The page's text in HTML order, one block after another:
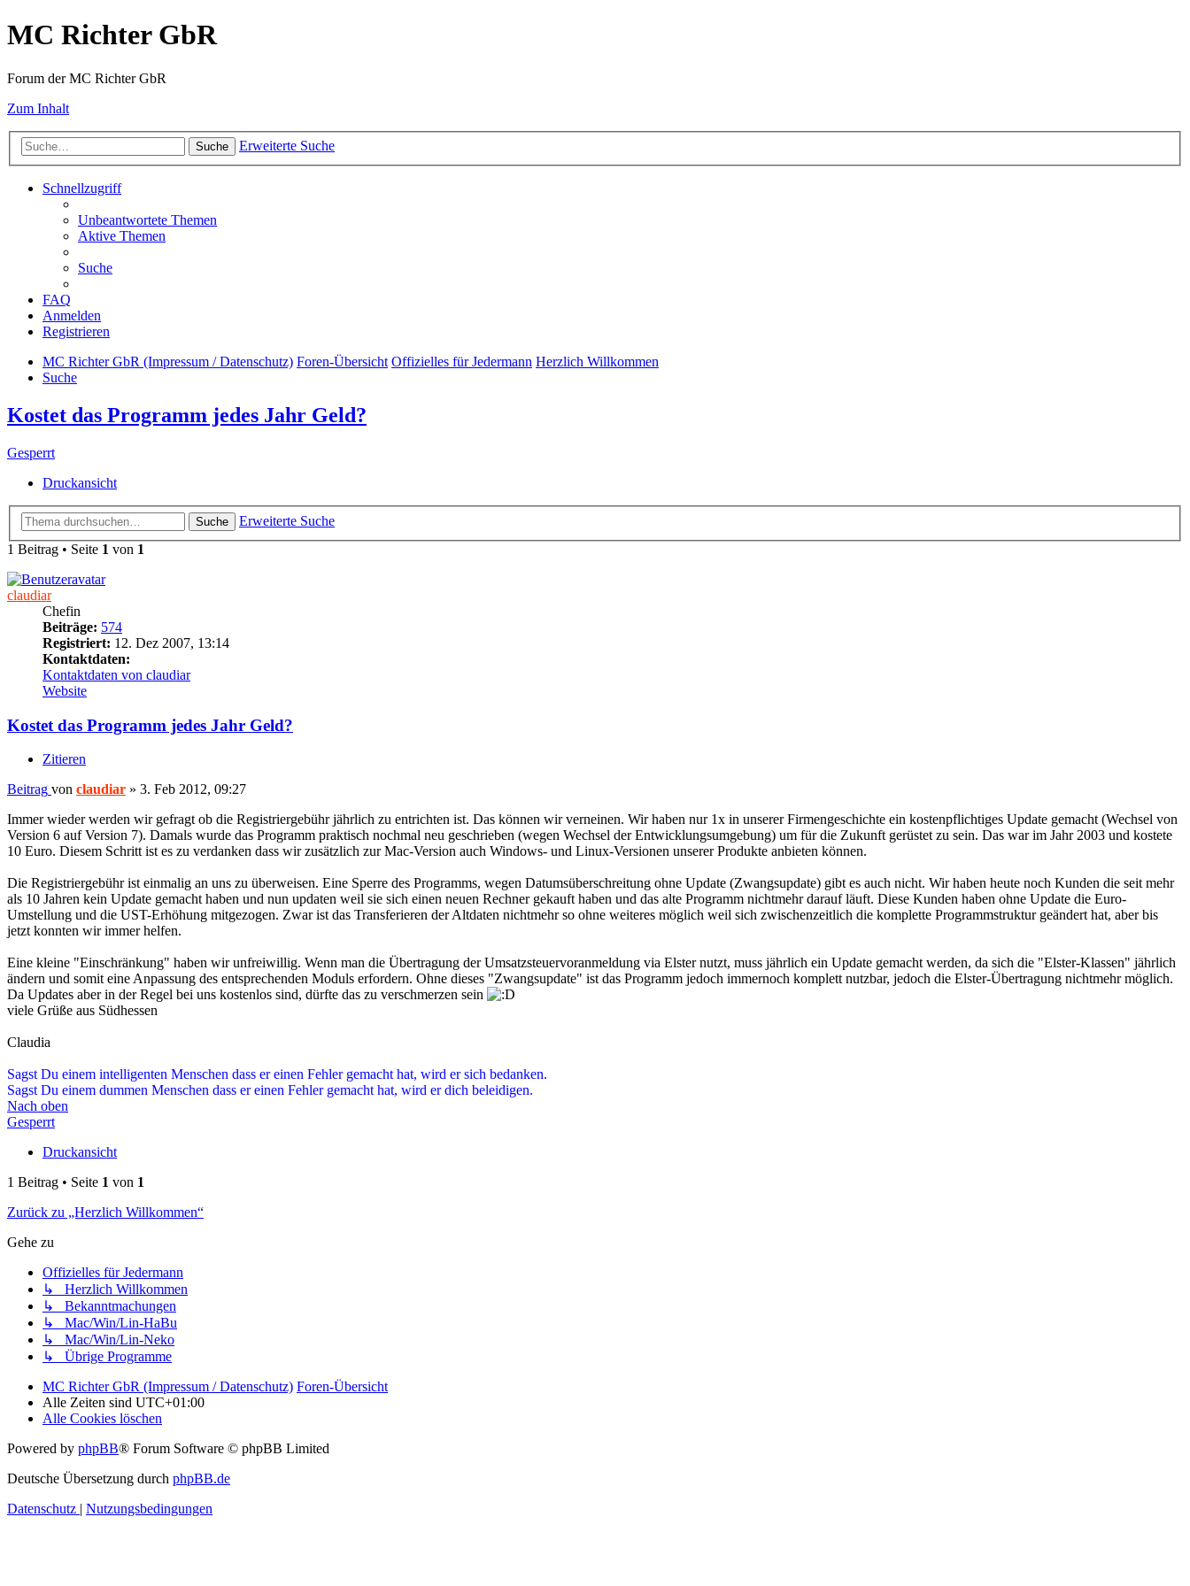
MC Richter GbR
Forum der MC Richter GbR
Zum Inhalt
Suche Erweiterte Suche
Schnellzugriff
Unbeantwortete Themen
Aktive Themen
Suche
FAQ
Anmelden
Registrieren
MC Richter GbR (Impressum / Datenschutz) Foren-Übersicht Offizielles für Jedermann Herzlich Willkommen
Suche
Kostet das Programm jedes Jahr Geld?
Gesperrt
Druckansicht
Suche
Erweiterte Suche
1 Beitrag • Seite 1 von 1
claudiar
Chefin
Beiträge: 574
Registriert: 12. Dez 2007, 13:14
Kontaktdaten:
Kontaktdaten von claudiar
Website
Kostet das Programm jedes Jahr Geld?
Zitieren
Beitrag von claudiar » 3. Feb 2012, 09:27
Immer wieder werden wir gefragt ob die Registriergebühr jährlich zu entrichten ist. Das können wir verneinen. Wir haben nur 1x in unserer Firmengeschichte ein kostenpflichtiges Update gemacht (Wechsel von
Version 6 auf Version 7). Damals wurde das Programm praktisch nochmal neu geschrieben (wegen Wechsel der Entwicklungsumgebung) um für die Zukunft gerüstet zu sein. Das war im Jahr 2003 und kostete
10 Euro. Diesem Schritt ist es zu verdanken dass wir zusätzlich zur Mac-Version auch Windows- und Linux-Versionen unserer Produkte anbieten können.
Die Registriergebühr ist einmalig an uns zu überweisen. Eine Sperre des Programms, wegen Datumsüberschreitung ohne Update (Zwangsupdate) gibt es auch nicht. Wir haben heute noch Kunden die seit mehr
als 10 Jahren kein Update gemacht haben und nun updaten weil sie sich einen neuen Rechner gekauft haben und das alte Programm nichtmehr darauf läuft. Diese Kunden haben ohne Update die Euro-
Umstellung und die UST-Erhöhung mitgezogen. Zwar ist das Transferieren der Altdaten nichtmehr so ohne weiteres möglich weil sich zwischenzeitlich die komplette Programmstruktur geändert hat, aber bis
jetzt konnten wir immer helfen.
Eine kleine "Einschränkung" haben wir unfreiwillig. Wenn man die Übertragung der Umsatzsteuervoranmeldung via Elster nutzt, muss jährlich ein Update gemacht werden, da sich die "Elster-Klassen" jährlich
ändern und somit eine Anpassung des entsprechenden Moduls erfordern. Ohne dieses "Zwangsupdate" ist das Programm jedoch immernoch komplett nutzbar, jedoch die Elster-Übertragung nichtmehr möglich.
Da Updates aber in der Regel bei uns kostenlos sind, dürfte das zu verschmerzen sein
viele Grüße aus Südhessen
Claudia
Sagst Du einem intelligenten Menschen dass er einen Fehler gemacht hat, wird er sich bedanken.
Sagst Du einem dummen Menschen dass er einen Fehler gemacht hat, wird er dich beleidigen.
Nach oben
Gesperrt
Druckansicht
1 Beitrag • Seite 1 von 1
Zurück zu „Herzlich Willkommen“
Gehe zu
Offizielles für Jedermann
↳ Herzlich Willkommen
↳ Bekanntmachungen
↳ Mac/Win/Lin-HaBu
↳ Mac/Win/Lin-Neko
↳ Übrige Programme
MC Richter GbR (Impressum / Datenschutz) Foren-Übersicht
Alle Zeiten sind UTC+01:00
Alle Cookies löschen
Powered by phpBB® Forum Software © phpBB Limited
Deutsche Übersetzung durch phpBB.de
Datenschutz | Nutzungsbedingungen